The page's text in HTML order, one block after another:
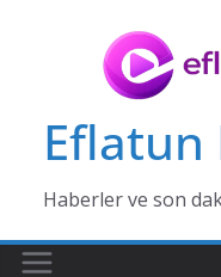
Eflatun
Haberler ve son